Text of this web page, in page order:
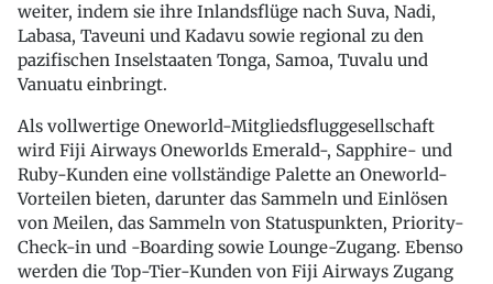
weiter, indem sie ihre Inlandsflüge nach Suva, Nadi,
Labasa, Taveuni und Kadavu sowie regional zu den
pazifischen Inselstaaten Tonga, Samoa, Tuvalu und
Vanuatu einbringt.
Als vollwertige Oneworld-Mitgliedsfluggesellschaft
wird Fiji Airways Oneworlds Emerald-, Sapphire- und
Ruby-Kunden eine vollständige Palette an Oneworld-
Vorteilen bieten, darunter das Sammeln und Einlösen
von Meilen, das Sammeln von Statuspunkten, Priority-
Check-in und -Boarding sowie Lounge-Zugang. Ebenso
werden die Top-Tier-Kunden von Fiji Airways Zugang